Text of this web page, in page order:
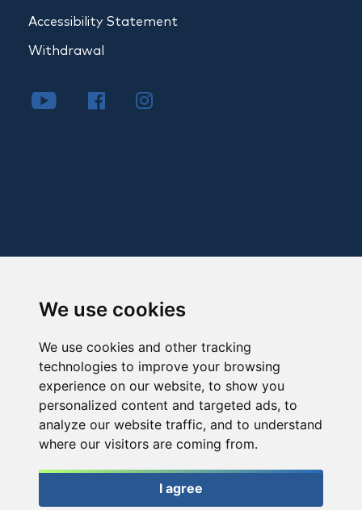
We use cookies
We use cookies and other tracking
technologies to improve your browsing
experience on our website, to show you
personalized content and targeted ads, to
analyze our website traffic, and to understand
where our visitors are coming from.
I agree
Accessibility Statement
Withdrawal